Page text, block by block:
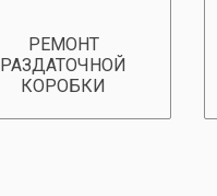
РЕМОНТ
РАЗДАТОЧНОЙ
КОРОБКИ